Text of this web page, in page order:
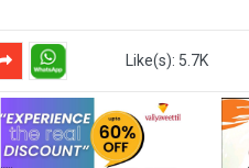
Like(s): 5.7K